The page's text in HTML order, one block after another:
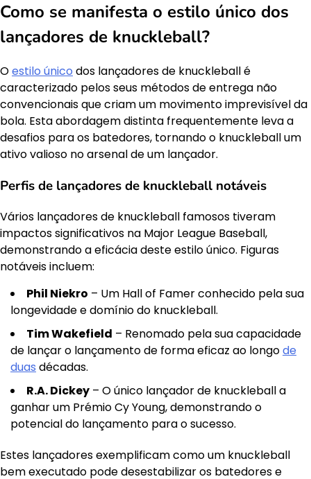
Como se manifesta o estilo único dos
lançadores de knuckleball?
Oestilo único dos lançadores de knuckleball é
caracterizado pelos seus métodos de entrega não
convencionais que criam um movimento imprevisível da
bola. Esta abordagem distinta frequentemente leva a
desafios para os batedores, tornando o knuckleball um
ativo valioso no arsenal de um lançador.
Perfis de lançadores de knuckleball notáveis
Vários lançadores de knuckleball famosos tiveram
impactos significativos na Major League Baseball,
demonstrando a eficácia deste estilo único. Figuras
notáveis incluem:
Phil Niekro – Um Hall of Famer conhecido pela sua
longevidade e domínio do knuckleball.
Tim Wakefield – Renomado pela sua capacidade
de lançar o lançamento de forma eficaz ao longode
duas décadas.
R.A. Dickey – O único lançador de knuckleball a
ganhar um Prémio Cy Young, demonstrando o
potencial do lançamento para o sucesso.
Estes lançadores exemplificam como um knuckleball
bem executado pode desestabilizar os batedores e